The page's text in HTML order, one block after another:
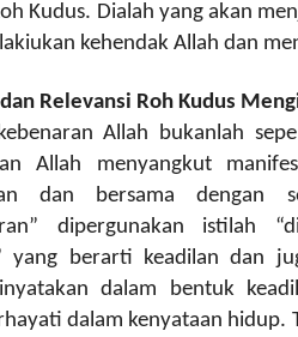
Kudus. Dialah yang akan
kehendak Allah dan
Relevansi Roh Kudus
Allah bukanlah
Allah menyangkut
dan bersama dengan
dipergunakan istilah
yang berarti keadilan dan
dalam bentuk
dalam kenyataan hidup.